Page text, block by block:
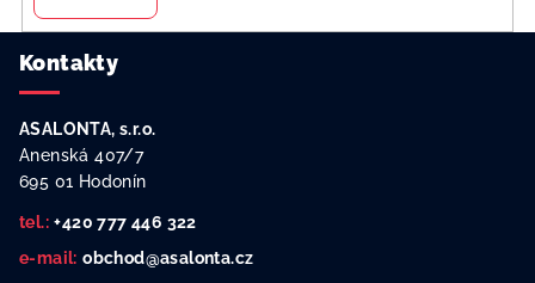
Kontakty
ASALONTA, s.r.o.
Anenská 407/7
695 01 Hodonín
tel.: +420 777 446 322
e-mail: obchod@asalonta.cz